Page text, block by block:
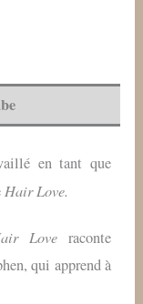
en tant que
Hair Love.
Loveraconte
qui apprend à